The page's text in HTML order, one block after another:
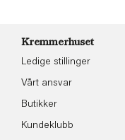
Kremmerhuset
Ledige stillinger
Vårt ansvar
Butikker
Kundeklubb